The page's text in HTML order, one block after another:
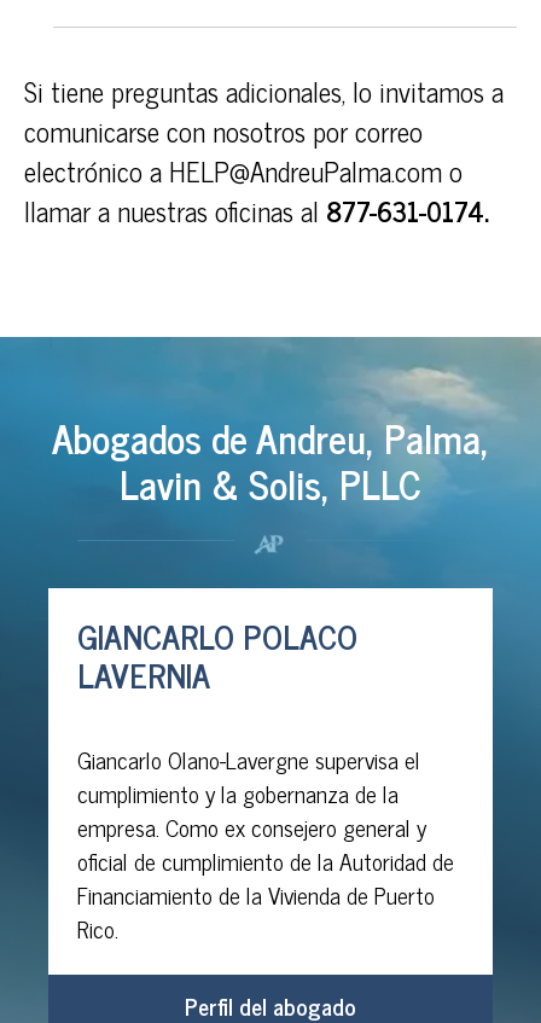
Si tiene preguntas adicionales, lo invitamos a
comunicarse con nosotros por correo
electrónico aHELP@AndreuPalma.como
llamar a nuestras oficinas al 877-631-0174.
Abogados de Andreu, Palma,
Lavin & Solis, PLLC
GIANCARLO POLACO
LAVERNIA
Giancarlo Olano-Lavergne supervisa el
cumplimiento y la gobernanza de la
empresa. Como ex consejero general y
oficial de cumplimiento de la Autoridad de
Financiamiento de la Vivienda de Puerto
Rico.
Perfil del abogado